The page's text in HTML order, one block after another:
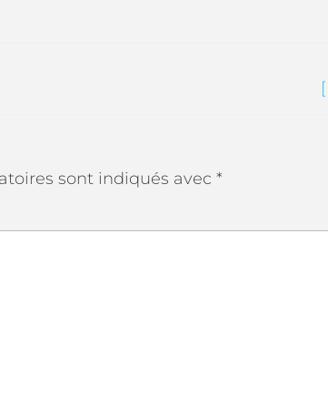
sont indiqués avec *